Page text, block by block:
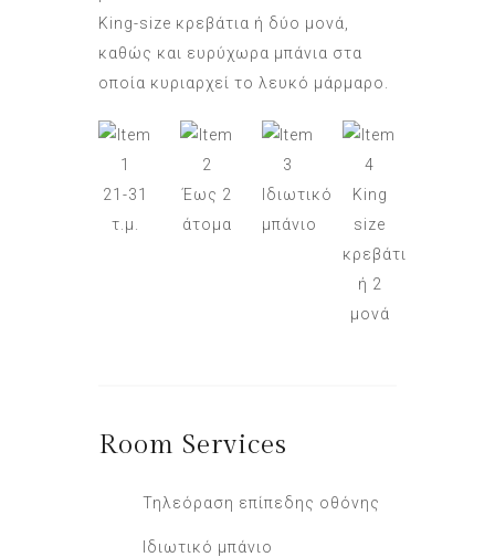
King-size κρεβάτια ή δύο μονά,
καθώς και ευρύχωρα μπάνια στα
οποία κυριαρχεί το λευκό μάρμαρο.
21-31
τ.μ.
Έως 2
άτομα
Ιδιωτικό
μπάνιο
King
size
κρεβάτι
ή 2
μονά
Room Services
Τηλεόραση επίπεδης οθόνης
Ιδιωτικό μπάνιο